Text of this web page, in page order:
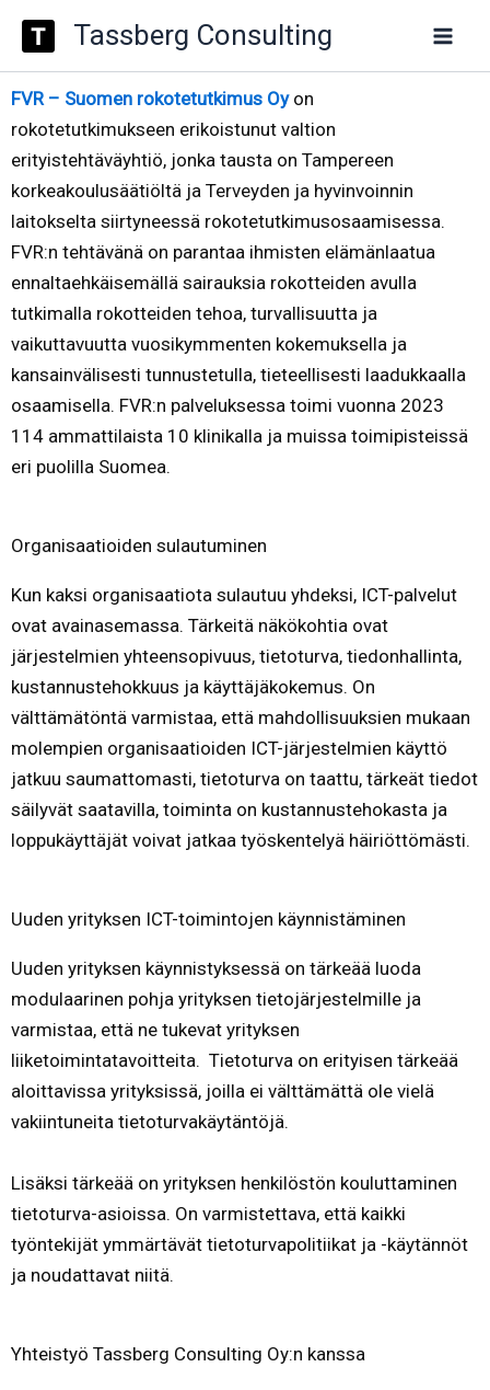
Siirry
sisältöön Tassberg Consulting
FVR – Suomen rokotetutkimus Oyon
rokotetutkimukseen erikoistunut valtion
erityistehtäväyhtiö, jonka tausta on Tampereen
korkeakoulusäätiöltä ja Terveyden ja hyvinvoinnin
laitokselta siirtyneessä rokotetutkimusosaamisessa.
FVR:n tehtävänä on parantaa ihmisten elämänlaatua
ennaltaehkäisemällä sairauksia rokotteiden avulla
tutkimalla rokotteiden tehoa, turvallisuutta ja
vaikuttavuutta vuosikymmenten kokemuksella ja
kansainvälisesti tunnustetulla, tieteellisesti laadukkaalla
osaamisella. FVR:n palveluksessa toimi vuonna 2023
114 ammattilaista 10 klinikalla ja muissa toimipisteissä
eri puolilla Suomea.
Organisaatioiden sulautuminen
Kun kaksi organisaatiota sulautuu yhdeksi, ICT-palvelut
ovat avainasemassa. Tärkeitä näkökohtia ovat
järjestelmien yhteensopivuus, tietoturva, tiedonhallinta,
kustannustehokkuus ja käyttäjäkokemus. On
välttämätöntä varmistaa, että mahdollisuuksien mukaan
molempien organisaatioiden ICT-järjestelmien käyttö
jatkuu saumattomasti, tietoturva on taattu, tärkeät tiedot
säilyvät saatavilla, toiminta on kustannustehokasta ja
loppukäyttäjät voivat jatkaa työskentelyä häiriöttömästi.
Uuden yrityksen ICT-toimintojen käynnistäminen
Uuden yrityksen käynnistyksessä on tärkeää luoda
modulaarinen pohja yrityksen tietojärjestelmille ja
varmistaa, että ne tukevat yrityksen
liiketoimintatavoitteita. Tietoturva on erityisen tärkeää
aloittavissa yrityksissä, joilla ei välttämättä ole vielä
vakiintuneita tietoturvakäytäntöjä.
Lisäksi tärkeää on yrityksen henkilöstön kouluttaminen
tietoturva-asioissa. On varmistettava, että kaikki
työntekijät ymmärtävät tietoturvapolitiikat ja -käytännöt
ja noudattavat niitä.
Yhteistyö Tassberg Consulting Oy:n kanssa